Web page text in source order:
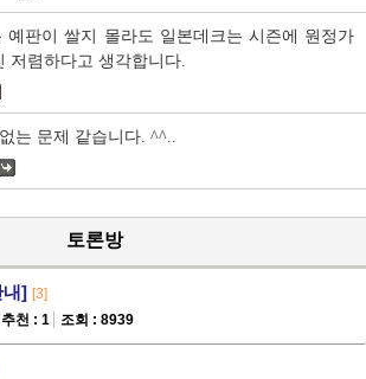
예판이 쌀지 몰라도 일본데크는 시즌에 원정가
저렴하다고 생각합니다.
는 문제 같습니다. ^^..
토론방
내] [3]
추천 : 1 조회 : 8939